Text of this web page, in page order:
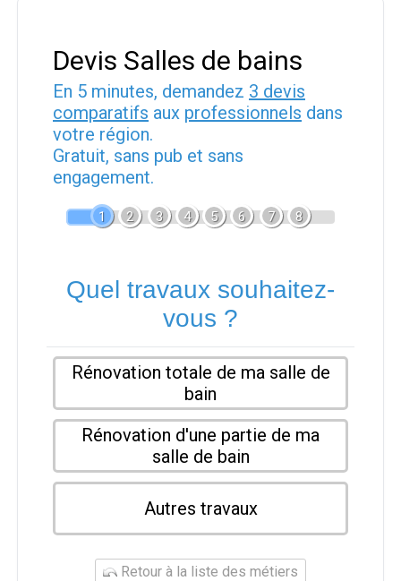
Devis Salles de bains
En 5 minutes, demandez 3 devis
comparatifs aux professionnels dans
votre région.
Gratuit, sans pub et sans
engagement.
1 2 3 4 5 6 7 8
Quel travaux souhaitez-
vous ?
Rénovation totale de ma salle de
bain
Rénovation d'une partie de ma
salle de bain
Autres travaux
Retour à la liste des métiers